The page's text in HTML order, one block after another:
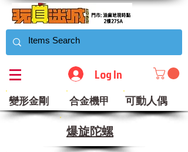
Log In
變形金剛 合金機甲 可動人偶
​爆旋陀螺